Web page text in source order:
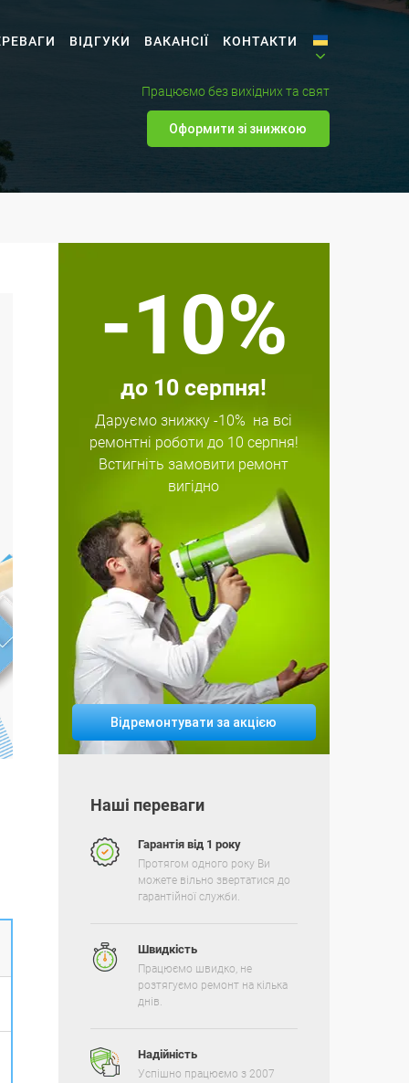
ВІДГУКИ ВАКАНСІЇ КОНТАКТИ
Працюємо без вихідних та свят
Оформити зі знижкою
-10%
до 10 серпня!
Даруємо знижку-10% на всі
ремонтні роботи до 10 серпня!
Встигніть замовити ремонт
вигідно
Відремонтувати за акцією
Наші переваги
Гарантія від 1 року
Протягом одного року Ви
можете вільно звертатися до
гарантійної служби.
Швидкість
Працюємо швидко, не
розтягуємо ремонт на кілька
днів.
Надійність
Успішно працюємо з 2007